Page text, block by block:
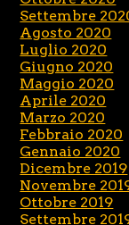
Settembre
Agosto 2020
Luglio 2020
Giugno 2020
Maggio 2020
Aprile 2020
Marzo 2020
Febbraio 2020
Gennaio 2020
Dicembre 2019
Novembre
Ottobre 2019
Settembre